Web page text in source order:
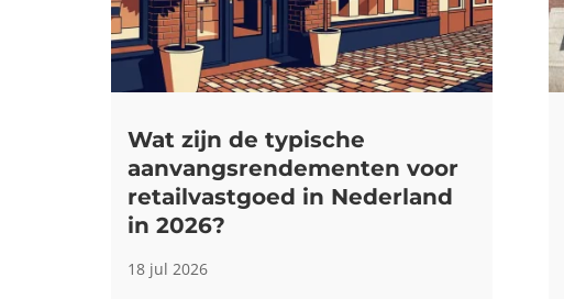
Wat zijn de typische
aanvangsrendementen voor
retailvastgoed in Nederland
in 2026?
18 jul 2026